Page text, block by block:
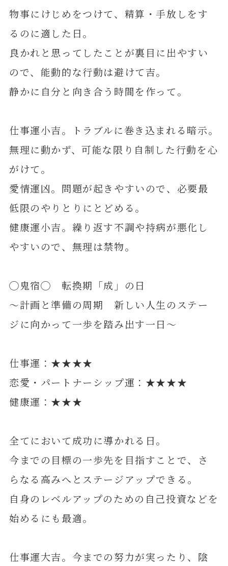
物事にけじめをつけて、精算・手放しをす
るのに適した日。
良かれと思ってしたことが裏目に出やすい
ので、能動的な行動は避けて吉。
静かに自分と向き合う時間を作って。
仕事運小吉。トラブルに巻き込まれる暗示。
無理に動かず、可能な限り自制した行動を心
がけて。
愛情運凶。問題が起きやすいので、必要最
低限のやりとりにとどめる。
健康運小吉。繰り返す不調や持病が悪化し
やすいので、無理は禁物。
◯鬼宿◯ 転換期「成」の日
～計画と準備の周期 新しい人生のステー
ジに向かって一歩を踏み出す一日～
仕事運：★★★★
恋愛・パートナーシップ運：★★★★
健康運：★★★
全てにおいて成功に導かれる日。
今までの目標の一歩先を目指すことで、さ
らなる高みへとステージアップできる。
自身のレベルアップのための自己投資などを
始めるにも最適。
仕事運大吉。今までの努力が実ったり、陰